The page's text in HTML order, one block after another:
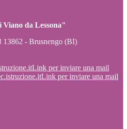
da Lessona"
13862 - Brusnengo (BI)
Link per inviare una mail
Link per inviare una mail